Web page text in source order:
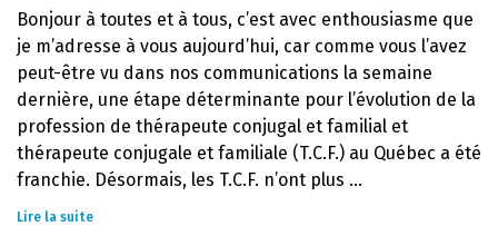
Bonjour à toutes et à tous, c’est avec enthousiasme que
je m’adresse à vous aujourd’hui, car comme vous l’avez
peut-être vu dans nos communications la semaine
dernière, une étape déterminante pour l’évolution de la
profession de thérapeute conjugal et familial et
thérapeute conjugale et familiale (T.C.F.) au Québec a été
franchie. Désormais, les T.C.F. n’ont plus ...
Lire la suite